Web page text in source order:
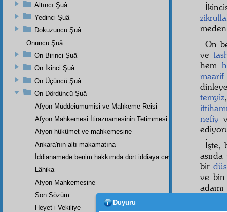
On
ve
hem
maarif
temyiz
nefiy
İşte,
bir
ve
Altıncı Şuâ
Yedinci Şuâ
Dokuzuncu Şuâ
Onuncu Şuâ
On Birinci Şuâ
On İkinci Şuâ
On Üçüncü Şuâ
On Dördüncü Şuâ
Afyon Müddeiumumisi ve Mahkeme Reisi
Afyon Mahkemesi İtiraznamesinin Tetimmesi
Afyon hükûmet ve mahkemesine
Ankara'nın altı makamatına
İddianamede benim hakkımda dört iddiaya cevap
Lâhika
Afyon Mahkemesine
Son Sözüm.
Heyet-i Vekiliye
Duyuru